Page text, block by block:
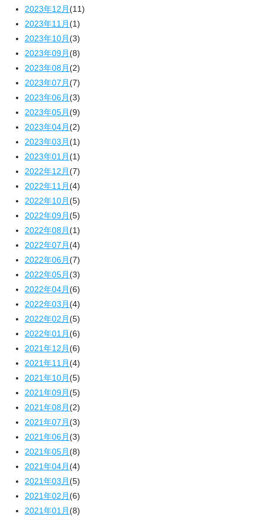
2023年12月(11)
2023年11月(1)
2023年10月(3)
2023年09月(8)
2023年08月(2)
2023年07月(7)
2023年06月(3)
2023年05月(9)
2023年04月(2)
2023年03月(1)
2023年01月(1)
2022年12月(7)
2022年11月(4)
2022年10月(5)
2022年09月(5)
2022年08月(1)
2022年07月(4)
2022年06月(7)
2022年05月(3)
2022年04月(6)
2022年03月(4)
2022年02月(5)
2022年01月(6)
2021年12月(6)
2021年11月(4)
2021年10月(5)
2021年09月(5)
2021年08月(2)
2021年07月(3)
2021年06月(3)
2021年05月(8)
2021年04月(4)
2021年03月(5)
2021年02月(6)
2021年01月(8)